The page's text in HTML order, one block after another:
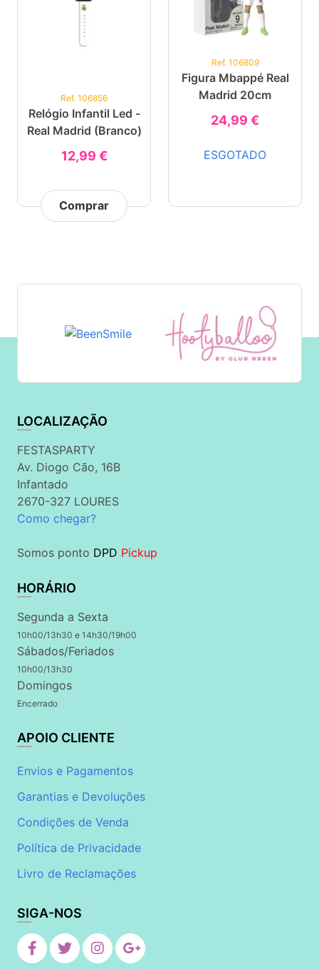
Ref. 106856
Relógio Infantil Led -
Real Madrid (branco)
12,99 €
Comprar
Ref. 106809
Figura Mbappé Real
Madrid 20cm
24,99 €
ESGOTADO
LOCALIZAÇÃO
FESTASPARTY
Av. Diogo Cão, 16B
Infantado
2670-327 LOURES
Como chegar?
Somos ponto DPD Pickup
HORÁRIO
Segunda a Sexta
10h00/13h30 e 14h30/19h00
Sábados/Feriados
10h00/13h30
Domingos
Encerrado
APOIO CLIENTE
Envios e Pagamentos
Garantias e Devoluções
Condições de Venda
Política de Privacidade
Livro de Reclamações
SIGA-NOS